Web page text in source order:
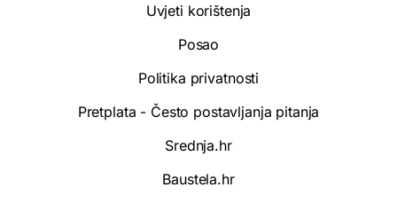
Uvjeti korištenja
Posao
Politika privatnosti
Pretplata - Često postavljanja pitanja
Srednja.hr
Baustela.hr